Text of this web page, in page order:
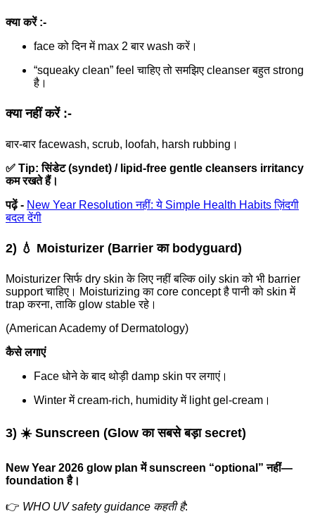
क्या करें :-
face को दिन में max 2 बार wash करें।
“squeaky clean” feel चाहिए तो समझिए cleanser बहुत strong
है।
क्या नहीं करें :-
बार-बार facewash, scrub, loofah, harsh rubbing।
✅ Tip: सिंडेट (syndet) / lipid-free gentle cleansers irritancy
कम रखते हैं।
पढ़ें - New Year Resolution नहीं: ये Simple Health Habits ज़िंदगी
बदल देंगी
2) 💧 Moisturizer (Barrier का bodyguard)
Moisturizer सिर्फ dry skin के लिए नहीं बल्कि oily skin को भी barrier
support चाहिए। Moisturizing का core concept है पानी को skin में
trap करना, ताकि glow stable रहे।
(American Academy of Dermatology)
कैसे लगाएं
Face धोने के बाद थोड़ी damp skin पर लगाएं।
Winter में cream-rich, humidity में light gel-cream।
3) ☀️ Sunscreen (Glow का सबसे बड़ा secret)
New Year 2026 glow plan में sunscreen “optional” नहीं—
foundation है।
👉 WHO UV safety guidance कहती है: